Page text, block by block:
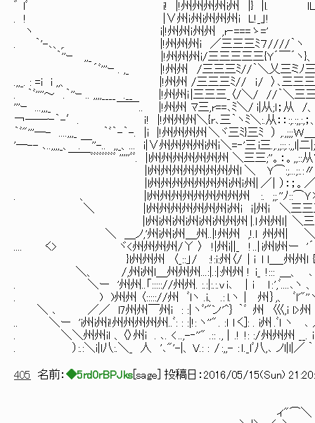
゛ lﾞ i! |!州州州州i州 |} |l. lL」￣/ }
. ! |∨州ｉ州i州州州ｉ L!_」! / l}
ヽ i|!州州ｉ州州 ,r‐=== ゝ='
. ｀'-､、,. |!州州州i ／三三
｀''ｰ ,,_ |!州州州i/三三三三三
´ﾞ'''ｰ . ,_ |!州州 /三三三ﾐ//｀
.,,_. : =i i ,,、 |!州州 /三三三ﾐ// i / 〉､
. ｀ﾞ''''～ .｀''ｰ .. ,,,,____ .__ |!州州i |三三三_〈/＼/
'''ｰ ...,,,_ ￣￣.. |!州州 ﾏ三,r==､ﾐ＼/ i|从;ｌ；从 /
￢――ｰ｀-′. ｉ! |!州州州＼{r､三｀ヽﾐ＼:.从：：:;.:;,:,
｀ﾞ"'''―- ....,,,_ ｀ﾞ｀-｀-. |i |!州州州州 ＼ヾ三ﾐ}三ﾐ ） ,.,;;;Ｗ
'―-- ､..,,,,_、 .￣''-.. ,,_、... i|∨州州州州i州i ＼=‐'三 i三.,.,;:;.:,,l|二
￣￣ﾞﾞﾞﾞﾞﾞﾞﾞﾞ '''''ﾞﾞ. |l州州州州州州州 ＼三三;''。：。,,::从ゞ
|l州州州州州州州州l ＼ Ｙ⌒:;...;:.:〃l,l；、
|l州州州州州州州i州ｉ州| ／ | ）：；。／从∵]
. 、 |l州州州州州州州州州 :. ;;.''ﾉ::⌒Ｙ＊W
＼ |l州州州州州州州i州i i |州ｉ ＼三
|l州i州i州i州i州i州州州 |.ｌ 州州ｌ|
＼ ＿ノ,'州i州i州＿州..|!州州 ,!.ｌ
.... く> ヾ<州州州州/Υ 〉 !|州i||_ ! ..| i州l州ー '´
}l州州州 〈_::」/ :!:i:州〈/ | i ｌ l＿_州州
＼、 /,州i州l＿州州州...:|.:|:州州 ! i_ !::: ＿、
. ＼ー '州州..「::::://州州. :.:|:.:.v i､ │i ｌ :
. ) )州州 〈::::://州 ﾞlヽ .i、 .: l.ヽ│ 州 ｝,、 ﾞl'"''
＼ ､ ／／ l7州州￣州ｉ : :| ヽﾞ'"ン'^｝ ｀ﾞ 州 巛,i l>州 ｉ
.. ＼ー 'i州i州i!州州州州州..ﾞ: : :|!: ヽ''" . :l ｌ く]: . i州 .ﾞl
. ＼＼州州iｌ 、〈〉州i . ､. < ..,-‐''" .:: ., | .! !: :/ 州州州
. ）:.:＼i|l八:.＼_ 人 '､"'-|、 V.: : / :,,- : ｌ._lﾞ八,､ ノl|l|／ ｀
405 名前： ◆5rd0rBPJks sage ] 投稿日： 2016/05/15(Sun)
ィ"⌒＼